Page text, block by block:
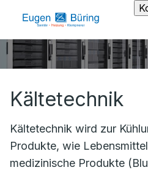
Kältetechnik
Kältetechnik wird zur
Produkte, wie
medizinische Produkte